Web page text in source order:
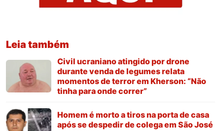
Leia também
Civil ucraniano atingido por drone
durante venda de legumes relata
momentos de terror em Kherson: “Não
tinha para onde correr”
Homem é morto a tiros na porta de casa
após se despedir de colega em São José